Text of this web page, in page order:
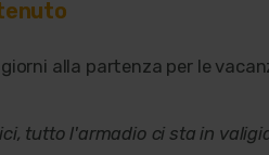
alla partenza per le
tutto l'armadio ci sta in